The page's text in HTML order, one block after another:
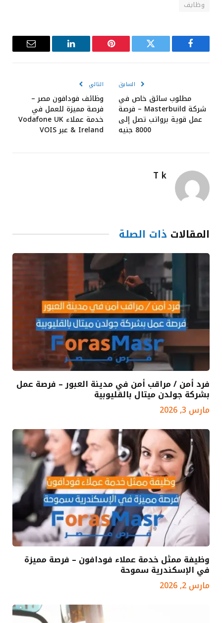
وظايف
فيسبوك تويتر بينتيريست لينكدإن
البريد
السابق
مطلوب سائق خاص في
شركة Masterbuild – فرصة
عمل قوية برواتب تصل إلى
8000 جنيه
التالي
وظائف فودافون مصر –
فرصة مميزة للعمل في
خدمة عملاء Vodafone UK
& Ireland عبر VOIS
T k
المقالات ذات الصلة
فرد أمن / مراقب أمن في مدينة العبور – فرصة عمل
بشركة جولدن ميتال بالقليوبية
مارس 3, 2026
وظيفة ممثل خدمة عملاء فودافون – فرصة مميزة
في الإسكندرية سموحة
مارس 2, 2026